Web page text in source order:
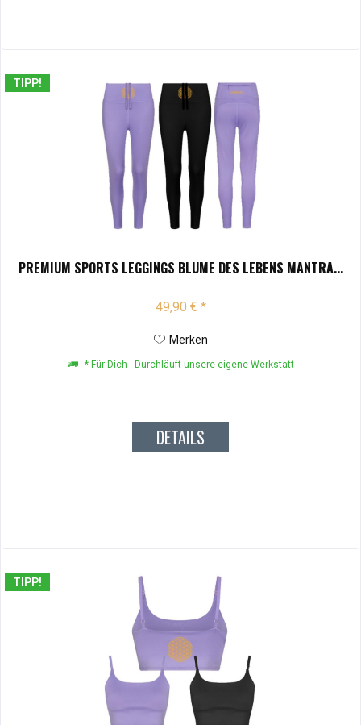
TIPP!
PREMIUM SPORTS LEGGINGS BLUME DES LEBENS MANTRA...
49,90 € *
Merken
* Für Dich - Durchläuft unsere eigene Werkstatt
DETAILS
TIPP!